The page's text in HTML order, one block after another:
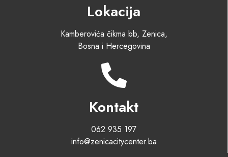
Lokacija
Kamberovića čikma bb, Zenica,
Bosna i Hercegovina
Kontakt
062 935 197
info@zenicacitycenter.ba